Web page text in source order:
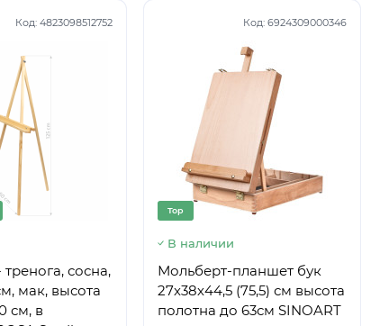
Код: 4823098512752
сосна,
мак, высота
см, в
Код: 6924309000346
Top
В наличии
Мольберт-планшет бук
27х38х44,5 (75,5) см высота
полотна до 63см SINOART